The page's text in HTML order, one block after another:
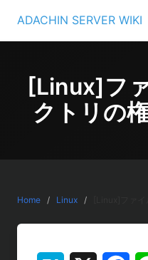
content
ADACHIN SERVER WIKI
[Linux]フ
クトリの
Home Linux